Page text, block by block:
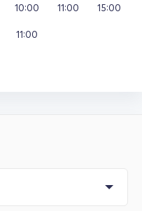
10:00
11:00
11:00 15:00